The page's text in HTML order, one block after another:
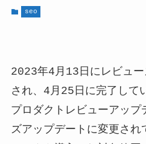
seo
2023年4月13日にレビュ
され、4月25日に完了して
プロダクトレビューアップ
ズアップデートに変更され